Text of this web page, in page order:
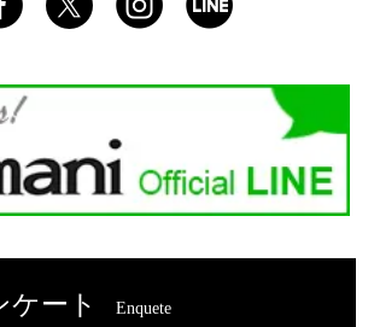
ケート Enquete